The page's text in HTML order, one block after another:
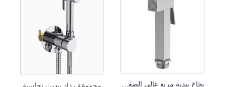
مجموعة رذاذ بيديت نحاسية بخاخ بيديه مربع عالي الضغط برأس نفاث توربو